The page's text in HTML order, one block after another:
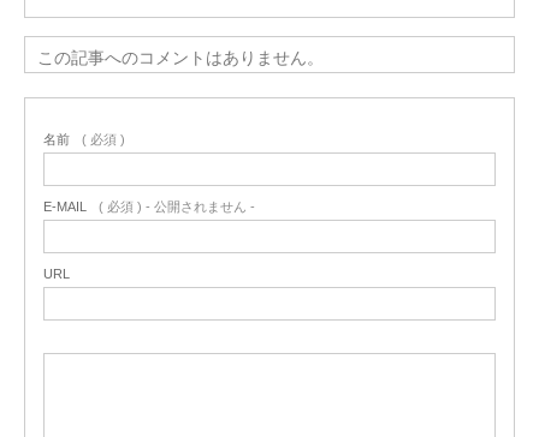
この記事へのコメントはありません。
名前 ( 必須 )
E-MAIL ( 必須 ) - 公開されません -
URL